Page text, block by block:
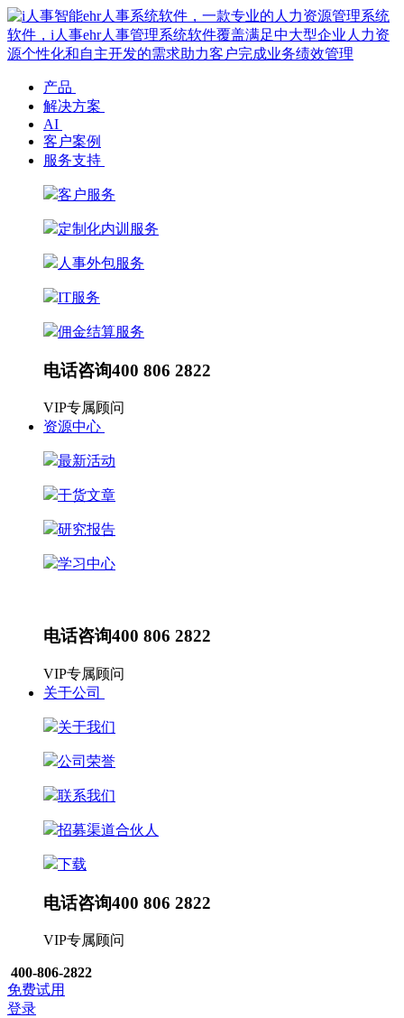
产品
解决方案
AI
客户案例
服务支持
客户服务
定制化内训服务
人事外包服务
IT服务
佣金结算服务
电话咨询400 806 2822
VIP专属顾问
资源中心
最新活动
干货文章
研究报告
学习中心
电话咨询400 806 2822
VIP专属顾问
关于公司
关于我们
公司荣誉
联系我们
招募渠道合伙人
下载
电话咨询400 806 2822
VIP专属顾问
400-806-2822
免费试用
登录